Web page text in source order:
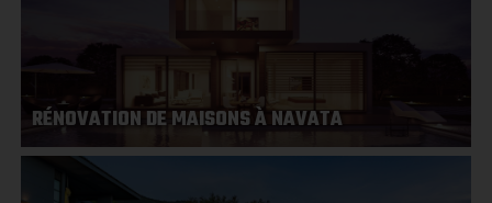
RÉNOVATION DE MAISONS À NAVATA